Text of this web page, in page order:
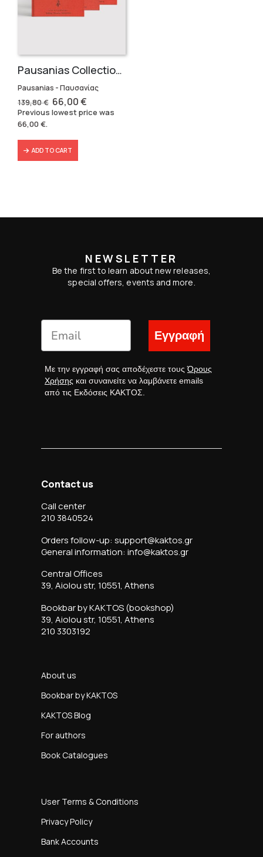
Pausanias Collection – Hardbound (3 volumes)
Pausanias - Παυσανίας
139,80€ Original
price
was:
66,00€Current
price
is:
Previous lowest price was
66,00€.
ADD TO CART
NEWSLETTER
Be the first to learn about new releases,
special offers, events and more.
Εγγραφή
Με την εγγραφή σας αποδέχεστε τουςΌρους
Χρήσης και συναινείτε να λαμβάνετε emails
από τις Εκδόσεις ΚΑΚΤΟΣ.
Contact us
Call center
210 3840524
Orders follow-up: support@kaktos.gr
General information: info@kaktos.gr
Central Offices
39, Aiolou str, 10551, Athens
Bookbar by KAKTOS (bookshop)
39, Aiolou str, 10551, Athens
210 3303192
About us
Bookbar by KAKTOS
KAKTOS Blog
For authors
Book Catalogues
User Terms & Conditions
Privacy Policy
Bank Accounts